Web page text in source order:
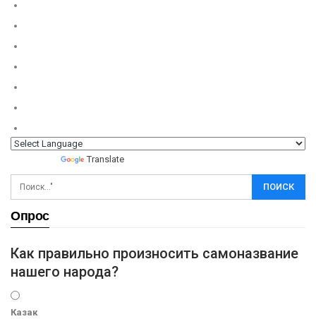
Translate
Опрос
Как правильно произносить самоназвание
нашего народа?
Казак